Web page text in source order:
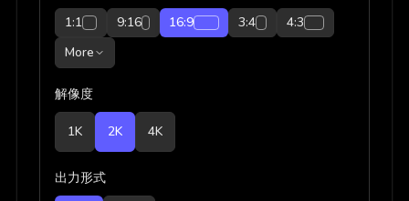
1:1
9:16 16:9 3:4
4:3
More
解像度
1K 2K 4K
出力形式